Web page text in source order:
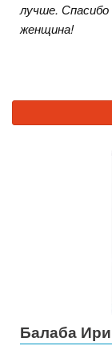
лучше.
женщина!
Балаба